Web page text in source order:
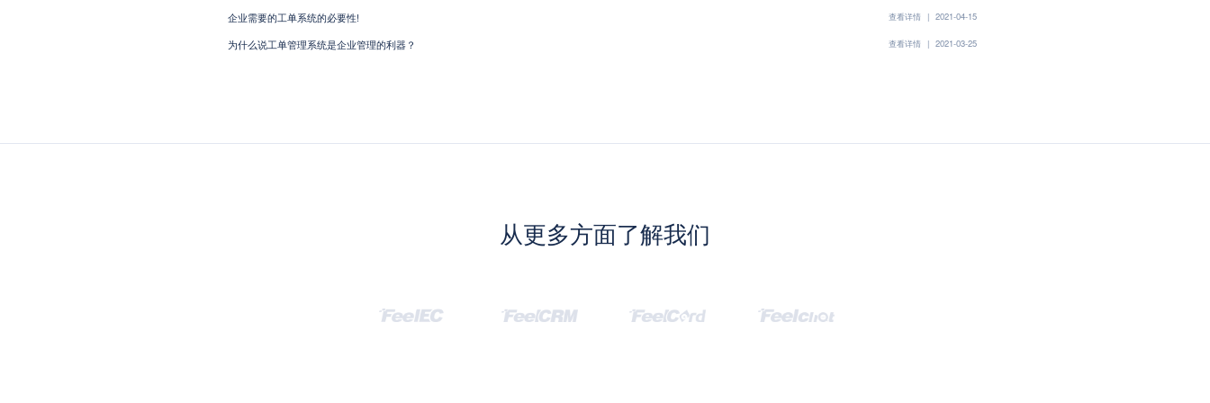
企业需要的工单系统的必要性! 查看详情 | 2021-04-15
为什么说工单管理系统是企业管理的利器？ 查看详情 | 2021-03-25
从更多方面了解我们